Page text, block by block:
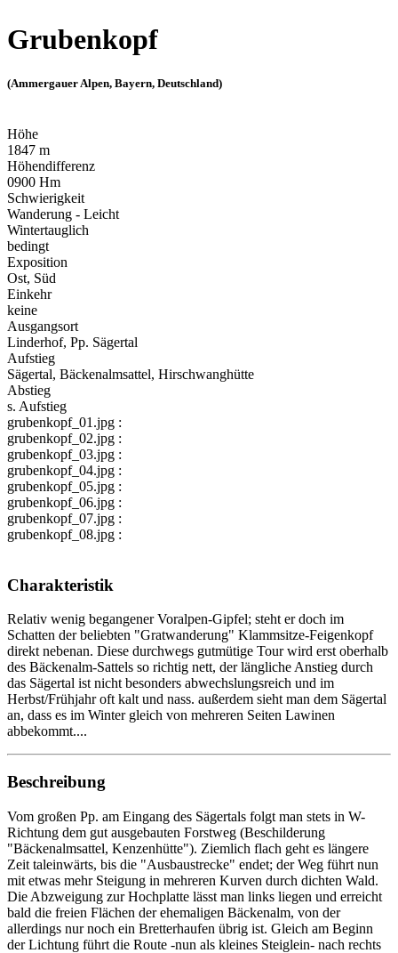
Grubenkopf
(Ammergauer Alpen, Bayern, Deutschland)
Höhe
1847 m
Höhendifferenz
0900 Hm
Schwierigkeit
Wanderung - Leicht
Wintertauglich
bedingt
Exposition
Ost, Süd
Einkehr
keine
Ausgangsort
Linderhof, Pp. Sägertal
Aufstieg
Sägertal, Bäckenalmsattel, Hirschwanghütte
Abstieg
s. Aufstieg
grubenkopf_01.jpg :
grubenkopf_02.jpg :
grubenkopf_03.jpg :
grubenkopf_04.jpg :
grubenkopf_05.jpg :
grubenkopf_06.jpg :
grubenkopf_07.jpg :
grubenkopf_08.jpg :
Charakteristik
Relativ wenig begangener Voralpen-Gipfel; steht er doch im
Schatten der beliebten "Gratwanderung" Klammsitze-Feigenkopf
direkt nebenan. Diese durchwegs gutmütige Tour wird erst oberhalb
des Bäckenalm-Sattels so richtig nett, der längliche Anstieg durch
das Sägertal ist nicht besonders abwechslungsreich und im
Herbst/Frühjahr oft kalt und nass. außerdem sieht man dem Sägertal
an, dass es im Winter gleich von mehreren Seiten Lawinen
abbekommt....
Beschreibung
Vom großen Pp. am Eingang des Sägertals folgt man stets in W-
Richtung dem gut ausgebauten Forstweg (Beschilderung
"Bäckenalmsattel, Kenzenhütte"). Ziemlich flach geht es längere
Zeit taleinwärts, bis die "Ausbaustrecke" endet; der Weg führt nun
mit etwas mehr Steigung in mehreren Kurven durch dichten Wald.
Die Abzweigung zur Hochplatte lässt man links liegen und erreicht
bald die freien Flächen der ehemaligen Bäckenalm, von der
allerdings nur noch ein Bretterhaufen übrig ist. Gleich am Beginn
der Lichtung führt die Route -nun als kleines Steiglein- nach rechts